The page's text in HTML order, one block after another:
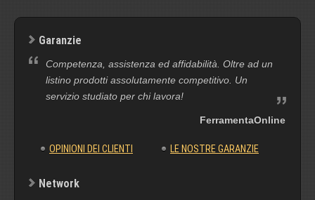
Garanzie
Competenza, assistenza ed affidabilità. Oltre ad un
listino prodotti assolutamente competitivo. Un
servizio studiato per chi lavora!
FerramentaOnline
OPINIONI DEI CLIENTI LE NOSTRE GARANZIE
Network